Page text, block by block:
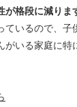
格段に減りま
ているので、子
がいる家庭に特